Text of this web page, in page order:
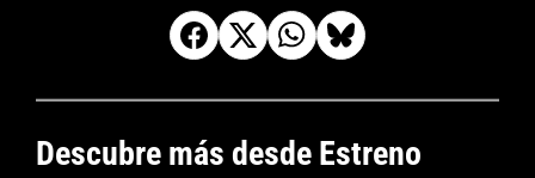
Descubre más desde Estreno